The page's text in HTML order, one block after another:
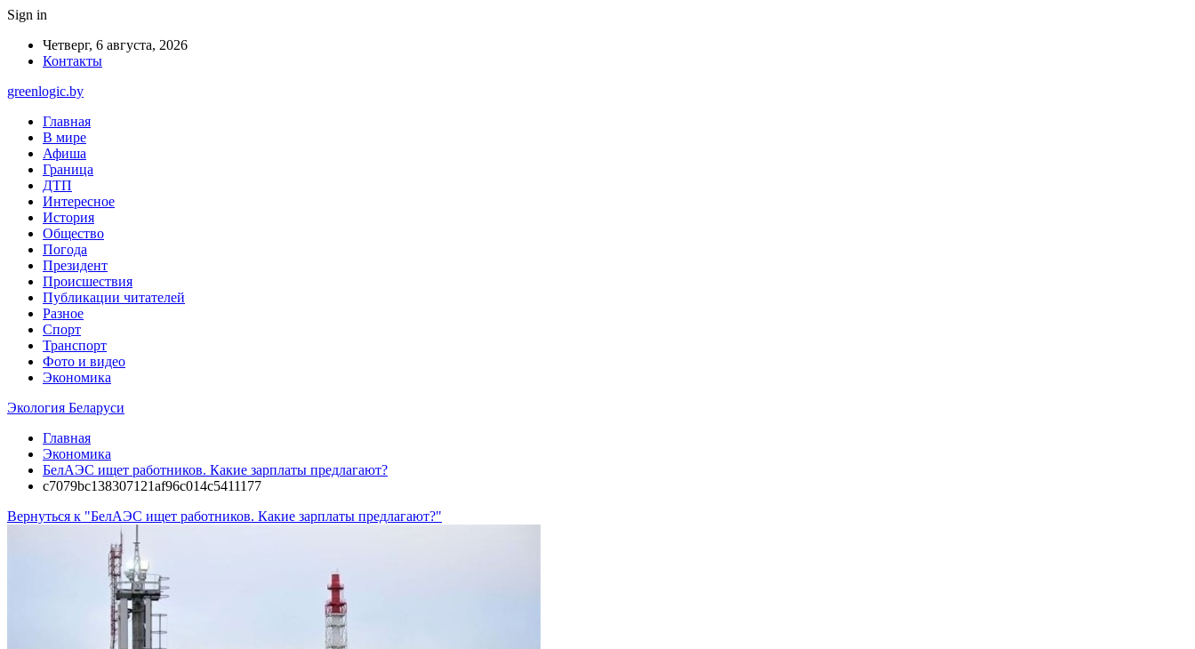
Sign in
Четверг, 6 августа, 2026
Контакты
greenlogic.by
Главная
В мире
Афиша
Граница
ДТП
Интересное
История
Общество
Погода
Президент
Происшествия
Публикации читателей
Разное
Спорт
Транспорт
Фото и видео
Экономика
Экология Беларуси
Главная
Экономика
БелАЭС ищет работников. Какие зарплаты предлагают?
c7079bc138307121af96c014c5411177
Вернуться к "БелАЭС ищет работников. Какие зарплаты предлагают?"